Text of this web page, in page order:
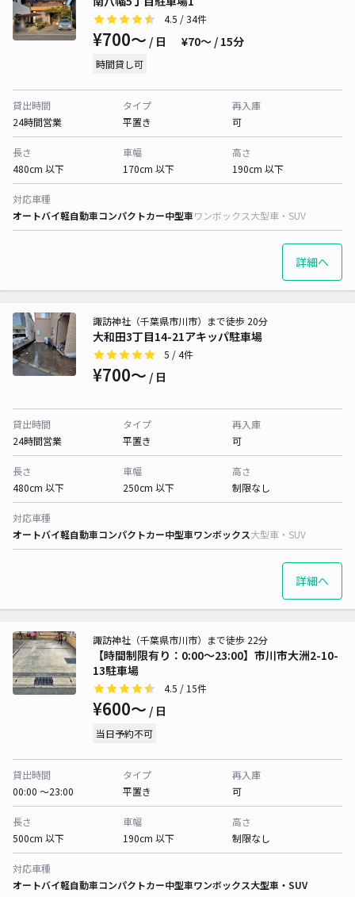
4.5 / 34件
¥700〜 / 日 ¥70〜 / 15分
時間貸し可
貸出時間
24時間営業
タイプ
平置き
再入庫
可
長さ
480cm 以下
車幅
170cm 以下
高さ
190cm 以下
対応車種
オートバイ軽自動車コンパクトカー中型車ワンボックス大型車・SUV
詳細へ
大和田3丁目14-21アキッパ駐車場
諏訪神社（千葉県市川市）まで徒歩 20分
5 / 4件
¥700〜 / 日
貸出時間
24時間営業
タイプ
平置き
再入庫
可
長さ
480cm 以下
車幅
250cm 以下
高さ
制限なし
対応車種
オートバイ軽自動車コンパクトカー中型車ワンボックス大型車・SUV
詳細へ
【時間制限有り：0:00～23:00】市川市大洲2-10-
13駐車場
諏訪神社（千葉県市川市）まで徒歩 22分
4.5 / 15件
¥600〜 / 日
当日予約不可
貸出時間
00:00 〜23:00
タイプ
平置き
再入庫
可
長さ
500cm 以下
車幅
190cm 以下
高さ
制限なし
対応車種
オートバイ軽自動車コンパクトカー中型車ワンボックス大型車・SUV